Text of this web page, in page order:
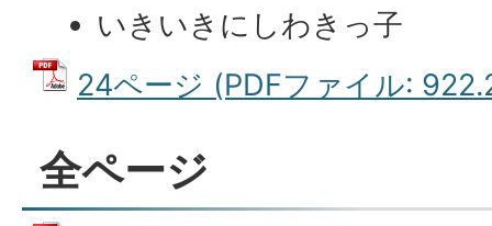
いきいきにしわきっ子
24ページ (PDFファイル:
全ページ